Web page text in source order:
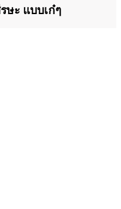
ษะ แบบเก๋ๆ